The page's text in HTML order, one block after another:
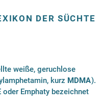
DER SÜCHTE
weiße, geruchlose
kurz MDMA).
oder Emphaty bezeichnet